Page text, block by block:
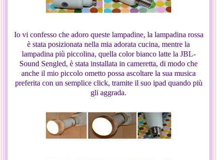
Io vi confesso che adoro queste lampadine, la lampadina rossa
è stata posizionata nella mia adorata cucina, mentre la
lampadina più piccolina, quella color bianco latte la JBL-
Sound Sengled, è stata installata in cameretta, di modo che
anche il mio piccolo ometto possa ascoltare la sua musica
preferita con un semplice click, tramite il suo ipad quando più
gli aggrada.